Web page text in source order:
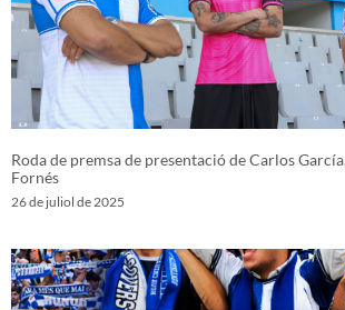
Roda de premsa de presentació de Carlos
Fornés
26 de juliol de 2025